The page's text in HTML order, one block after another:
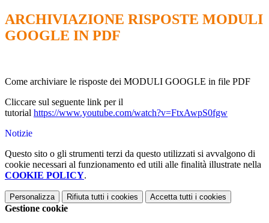
ARCHIVIAZIONE RISPOSTE MODULI
GOOGLE IN PDF
Come archiviare le risposte dei MODULI GOOGLE in file PDF
Cliccare sul seguente link per il
tutorial https://www.youtube.com/watch?v=FtxAwpS0fgw
Notizie
Questo sito o gli strumenti terzi da questo utilizzati si avvalgono di
cookie necessari al funzionamento ed utili alle finalità illustrate nella
COOKIE POLICY.
Personalizza Rifiuta tutti i cookies Accetta tutti i cookies
Gestione cookie